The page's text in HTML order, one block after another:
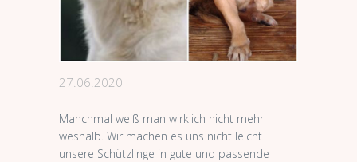
27.06.2020
Manchmal weiß man wirklich nicht mehr
weshalb. Wir machen es uns nicht leicht
unsere Schützlinge in gute und passende